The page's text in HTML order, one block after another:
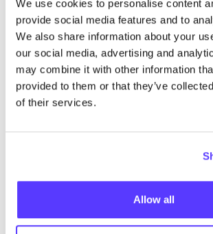
We use cookies to personalise content
provide social media features and to
We also share information about your
our social media, advertising and
may combine it with other information
provided to them or that they’ve
of their services.
Allow all
Podi­ums­dis­kus­si­on auf derNEONYT
teil­zu­neh­men. Wei­te­re Ein­zel­hei­ten
dem Link zur Neonyt-Ver­an­stal­tung
Website.
Zudem wird der ers­te gedruck­teCOSH
Rou­ten­füh­rer wäh­rend der Ber­li­ner
bis­her nicht von Green Fashion Tours
Niki